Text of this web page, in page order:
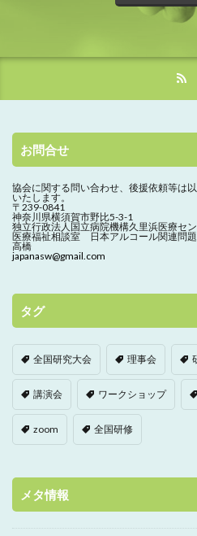
お問合せ
協会に関する問い合わせ、 後援依頼等は
いたします。
〒239-0841
神奈川県横須賀市野比5-3-1
独立行政法人国立病院機構久里浜医療セ
医療福祉相談室 日本アルコール関連問
高橋
japanasw@gmail.com
タグ
全国研究大会 理事会
講演会 ワークショップ
zoom 全国研修
メタ情報